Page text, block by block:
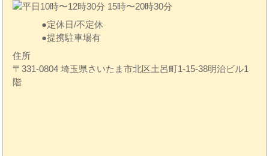
定休日/不定休
提携駐車場有
住所
〒331-0804 埼玉県さいたま市北区土呂町1-15-38明治ビル1
階